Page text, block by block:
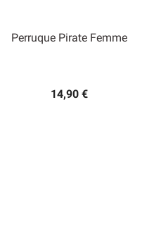
Perruque Pirate Femme
14,90 €